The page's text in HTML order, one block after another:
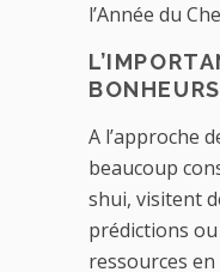
l’Année du
BONHEURS
A l’approche
beaucoup
shui, visitent
prédictions
ressources